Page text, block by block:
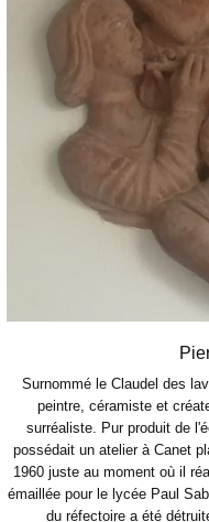
Surnommé le Claudel des
peintre, céramiste et
surréaliste. Pur produit de
possédait un atelier à Canet
1960 juste au moment où il
émaillée pour le lycée Paul
du réfectoire a été